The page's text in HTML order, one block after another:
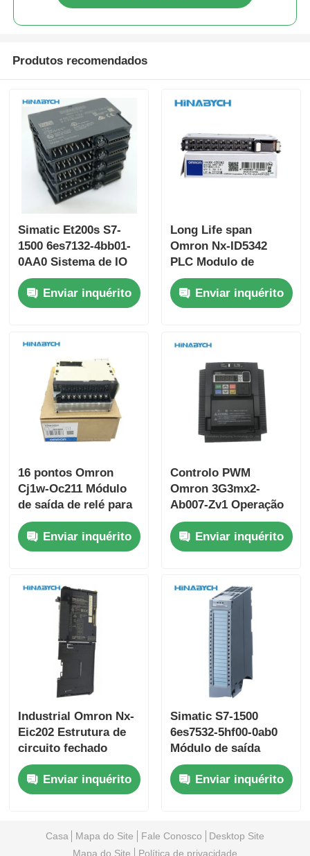
Produtos recomendados
Simatic Et200s S7-
1500 6es7132-4bb01-
0AA0 Sistema de IO
distribuído da
SiemensEnviar inquérito
Long Life span
Omron Nx-ID5342
PLC Modulo de
entrada digital
Eficiência energética
Enviar inquérito
16 pontos Omron
Cj1w-Oc211 Módulo
de saída de relé para
controlo
determinístico
Enviar inquérito
Controlo PWM
Omron 3G3mx2-
Ab007-Zv1 Operação
de segurança com
protecção contra
corrente
Enviar inquérito
Industrial Omron Nx-
Eic202 Estrutura de
circuito fechado
Estável Fácil
manutenção
Enviar inquérito
Simatic S7-1500
6es7532-5hf00-0ab0
Módulo de saída
analógica de
economia de espaço
da Siemens
Enviar inquérito
Casa Mapa do Site Fale Conosco
Desktop Site
Mapa do Site
Política de privacidade